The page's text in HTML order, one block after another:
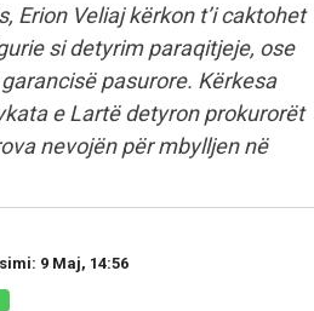
Erion Veliaj kërkon t’i caktohet
si detyrim paraqitjeje, ose
pasurore. Kërkesa
e Lartë detyron prokurorët
nevojën për mbylljen në
9 Maj, 14:56